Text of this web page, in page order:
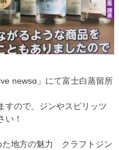
newsα」にて富士白蒸留所
すので、ジンやスピリッツ
い！
た地方の魅力 クラフトジン